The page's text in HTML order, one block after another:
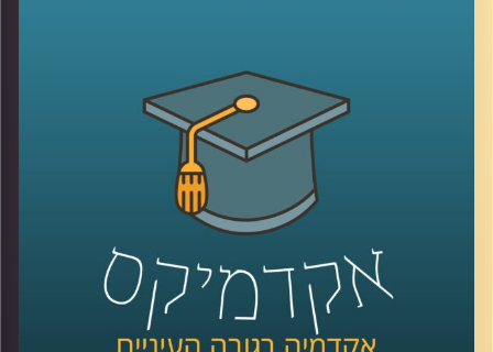
אז איך מתמודדים עם כל הדבר הזה? יש ענף בשם פסיכולוגיה
חיובית שעוזר לתת מענה
אז כדי לצלול לתוך הנושא ואיך אנחנו יכולים ליישם את
הפסיכולוגיה החיובית בחיינו, הצטרפה אלינו ד״ר עדית זכאי
אור, מנכ״לית מרכז מיטיב לפסיכולוגיה חיובית באוניברסיטת
קרדיט תמונות:
AudioVersity